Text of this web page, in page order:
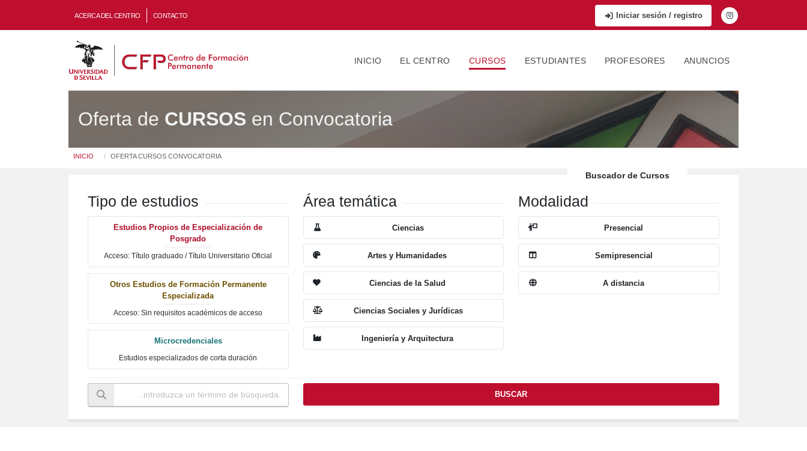
ACERCA DEL CENTRO CONTACTO Iniciar sesión / registro
INICIO EL CENTRO CURSOS ESTUDIANTES PROFESORES ANUNCIOS
Oferta de CURSOS en Convocatoria
Usted está en:
INICIO OFERTA CURSOS CONVOCATORIA
Buscador de Cursos
Tipo de estudios
Estudios Propios de Especialización de
Posgrado
Acceso: Título graduado / Título Universitario Oficial
Otros Estudios de Formación Permanente
Especializada
Acceso: Sin requisitos académicos de acceso
Microcredenciales
Estudios especializados de corta duración
Área temática
Ciencias
Artes y Humanidades
Ciencias de la Salud
Ciencias Sociales y Jurídicas
Ingeniería y Arquitectura
Modalidad
Presencial
Semipresencial
A distancia
BUSCAR